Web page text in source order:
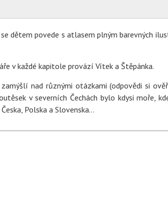
dětem povede s atlasem plným barevných
v každé kapitole provází Vítek a Štěpánka.
nad různými otázkami (odpovědi si
v severních Čechách bylo kdysi moře,
Polska a Slovenska…